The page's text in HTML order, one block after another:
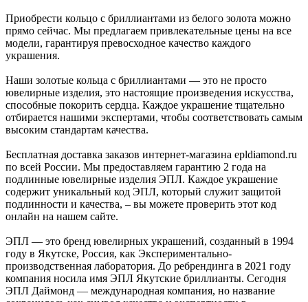
Приобрести кольцо с бриллиантами из белого золота можно
прямо сейчас. Мы предлагаем привлекательные цены на все
модели, гарантируя превосходное качество каждого
украшения.
Наши золотые кольца с бриллиантами — это не просто
ювелирные изделия, это настоящие произведения искусства,
способные покорить сердца. Каждое украшение тщательно
отбирается нашими экспертами, чтобы соответствовать самым
высоким стандартам качества.
Бесплатная доставка заказов интернет-магазина epldiamond.ru
по всей России. Мы предоставляем гарантию 2 года на
подлинные ювелирные изделия ЭПЛ. Каждое украшение
содержит уникальный код ЭПЛ, который служит защитой
подлинности и качества, – вы можете проверить этот код
онлайн на нашем сайте.
ЭПЛ — это бренд ювелирных украшений, созданный в 1994
году в Якутске, Россия, как Экспериментально-
производственная лаборатория. До ребрендинга в 2021 году
компания носила имя ЭПЛ Якутские бриллианты. Сегодня
ЭПЛ Даймонд — международная компания, но название